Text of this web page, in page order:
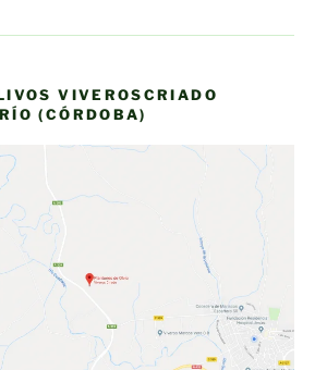
VIVEROSCRIADO
(CÓRDOBA)